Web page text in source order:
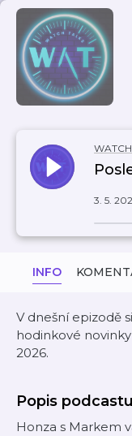
3. 5.
INFO
V dnešní epizodě
hodinkové
2026.
Popis podcastu
Honza s Markem